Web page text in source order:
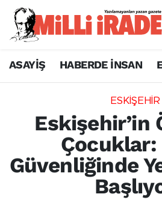
ASAYİŞ HABERDE İNSAN
ESKİŞEHİR
Eskişehir’in
Güvenliğinde